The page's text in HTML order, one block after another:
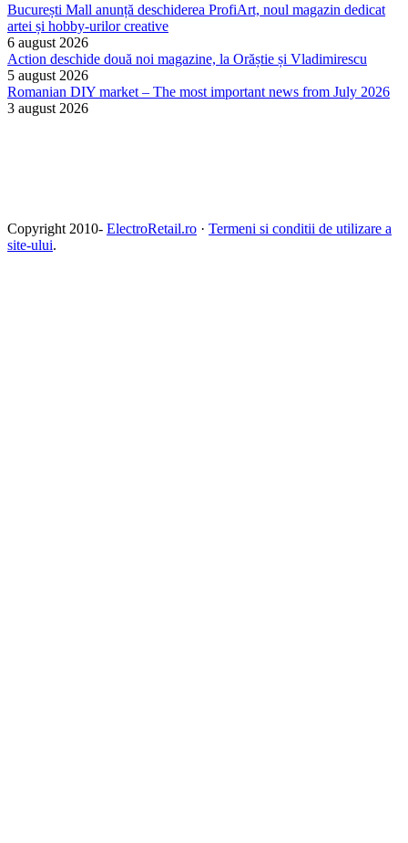
București Mall anunță deschiderea ProfiArt, noul magazin dedicat
artei și hobby-urilor creative
6 august 2026
Action deschide două noi magazine, la Orăștie și Vladimirescu
5 august 2026
Romanian DIY market – The most important news from July 2026
3 august 2026
Copyright 2010- ElectroRetail.ro · Termeni si conditii de utilizare a
site-ului.